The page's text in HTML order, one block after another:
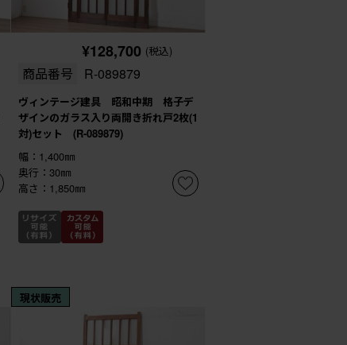
¥128,700 (税込)
商品番号 R-089879
ヴィンテージ建具 昭和中期 格子デ
ザインのガラス入り両開き折れ戸2枚(1
対)セット (R-089879)
幅：1,400㎜
奥行：30㎜
高さ：1,850㎜
現状販売